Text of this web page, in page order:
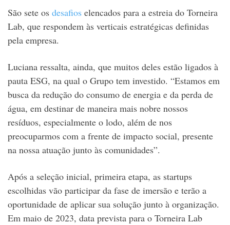
São sete os desafios elencados para a estreia do Torneira
Lab, que respondem às verticais estratégicas definidas
pela empresa.
Luciana ressalta, ainda, que muitos deles estão ligados à
pauta ESG, na qual o Grupo tem investido. “Estamos em
busca da redução do consumo de energia e da perda de
água, em destinar de maneira mais nobre nossos
resíduos, especialmente o lodo, além de nos
preocuparmos com a frente de impacto social, presente
na nossa atuação junto às comunidades”.
Após a seleção inicial, primeira etapa, as startups
escolhidas vão participar da fase de imersão e terão a
oportunidade de aplicar sua solução junto à organização.
Em maio de 2023, data prevista para o Torneira Lab